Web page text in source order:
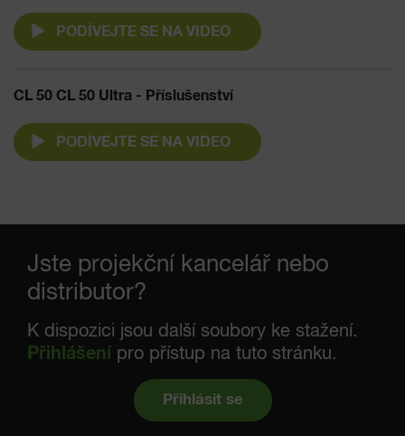
PODÍVEJTE SE NA VIDEO
CL 50 CL 50 Ultra - Příslušenství
PODÍVEJTE SE NA VIDEO
Jste projekční kancelář nebo
distributor?
K dispozici jsou další soubory ke stažení.
Přihlášení pro přístup na tuto stránku.
Přihlásit se